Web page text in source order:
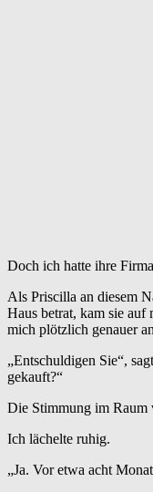
Doch ich hatte ihre
Als Priscilla an diesem
Haus betrat, kam sie auf
mich plötzlich genauer
„Entschuldigen Sie“,
gekauft?“
Die Stimmung im Raum
Ich lächelte ruhig.
„Ja. Vor etwa acht